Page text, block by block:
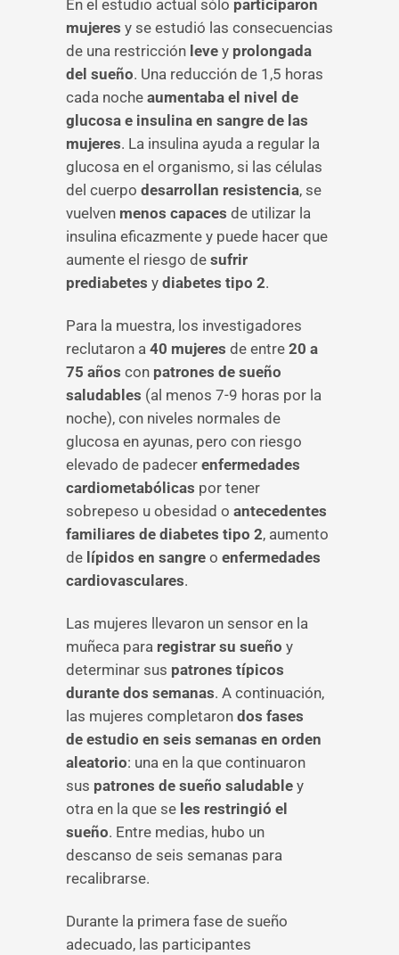
En el estudio actual sólo participaron
mujeres y se estudió las consecuencias
de una restricción leve y prolongada
del sueño. Una reducción de 1,5 horas
cada noche aumentaba el nivel de
glucosa e insulina en sangre de las
mujeres. La insulina ayuda a regular la
glucosa en el organismo, si las células
del cuerpo desarrollan resistencia, se
vuelven menos capaces de utilizar la
insulina eficazmente y puede hacer que
aumente el riesgo de sufrir
prediabetes y diabetes tipo 2.
Para la muestra, los investigadores
reclutaron a 40 mujeres de entre 20 a
75 años con patrones de sueño
saludables (al menos 7-9 horas por la
noche), con niveles normales de
glucosa en ayunas, pero con riesgo
elevado de padecer enfermedades
cardiometabólicas por tener
sobrepeso u obesidad o antecedentes
familiares de diabetes tipo 2, aumento
de lípidos en sangre o enfermedades
cardiovasculares.
Las mujeres llevaron un sensor en la
muñeca para registrar su sueño y
determinar sus patrones típicos
durante dos semanas. A continuación,
las mujeres completaron dos fases
de estudio en seis semanas en orden
aleatorio: una en la que continuaron
sus patrones de sueño saludable y
otra en la que se les restringió el
sueño. Entre medias, hubo un
descanso de seis semanas para
recalibrarse.
Durante la primera fase de sueño
adecuado, las participantes